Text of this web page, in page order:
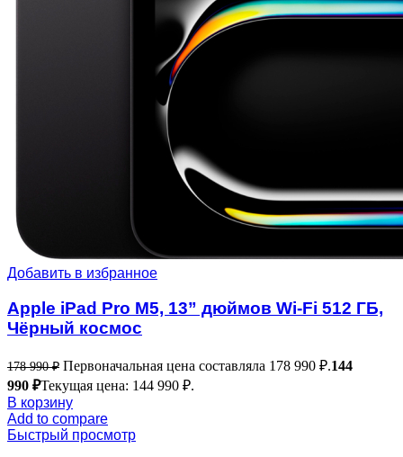
Добавить в избранное
Apple iPad Pro M5, 13” дюймов Wi-Fi 512 ГБ,
Чёрный космос
178 990₽ Первоначальная цена составляла 178 990 ₽.144
990 ₽Текущая цена: 144 990 ₽.
В корзину
Add to compare
Быстрый просмотр